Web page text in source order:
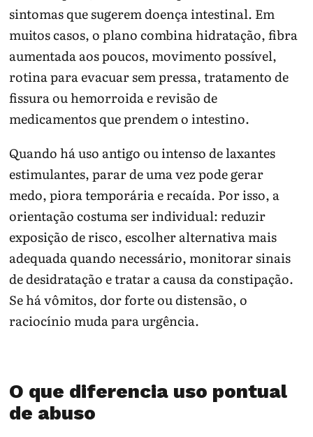
sintomas que sugerem doença intestinal. Em
muitos casos, o plano combina hidratação, fibra
aumentada aos poucos, movimento possível,
rotina para evacuar sem pressa, tratamento de
fissura ou hemorroida e revisão de
medicamentos que prendem o intestino.
Quando há uso antigo ou intenso de laxantes
estimulantes, parar de uma vez pode gerar
medo, piora temporária e recaída. Por isso, a
orientação costuma ser individual: reduzir
exposição de risco, escolher alternativa mais
adequada quando necessário, monitorar sinais
de desidratação e tratar a causa da constipação.
Se há vômitos, dor forte ou distensão, o
raciocínio muda para urgência.
O que diferencia uso pontual
de abuso